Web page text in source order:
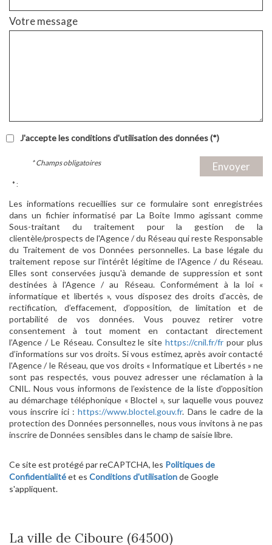
Votre message
J'accepte les conditions d'utilisation des données (*)
Envoyer
* Champs obligatoires
* :
Les informations recueillies sur ce formulaire sont enregistrées
dans un fichier informatisé par La Boite Immo agissant comme
Sous-traitant du traitement pour la gestion de la
clientèle/prospects de l'Agence / du Réseau qui reste Responsable
du Traitement de vos Données personnelles. La base légale du
traitement repose sur l'intérêt légitime de l'Agence / du Réseau.
Elles sont conservées jusqu'à demande de suppression et sont
destinées à l'Agence / au Réseau. Conformément à la loi «
informatique et libertés », vous disposez des droits d’accès, de
rectification, d’effacement, d’opposition, de limitation et de
portabilité de vos données. Vous pouvez retirer votre
consentement à tout moment en contactant directement
l’Agence / Le Réseau. Consultez le sitehttps://cnil.fr/fr pour plus
d’informations sur vos droits. Si vous estimez, après avoir contacté
l'Agence / le Réseau, que vos droits « Informatique et Libertés » ne
sont pas respectés, vous pouvez adresser une réclamation à la
CNIL. Nous vous informons de l’existence de la liste d'opposition
au démarchage téléphonique « Bloctel », sur laquelle vous pouvez
vous inscrire ici :https://www.bloctel.gouv.fr. Dans le cadre de la
protection des Données personnelles, nous vous invitons à ne pas
inscrire de Données sensibles dans le champ de saisie libre.
Ce site est protégé par reCAPTCHA, les Politiques de
Confidentialitéet es Conditions d'utilisationde Google
s'appliquent.
La ville de Ciboure (64500)